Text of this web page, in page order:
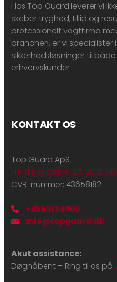
Hos Top Guard leverer vi
skaber tryghed, tillid og
professionelt vagtfirma
branchen, er vi
sikkerhedsløsninger til
erhvervskunder.
KONTAKT OS
Top Guard ApS
Herstedøstervej 27, 2620
CVR-nummer: 43658182
+4560174000
info@topguard.dk
Akut assistance:
Døgnåbent – Ring til os på